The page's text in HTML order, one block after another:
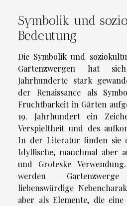
Symbolik und
Bedeutung
Die Symbolik und
Gartenzwergen hat
Jahrhunderte stark
der Renaissance als
Fruchtbarkeit in Gärten
19. Jahrhundert ein
Verspieltheit und des
In der Literatur finden sie
Idyllische, manchmal aber
und Groteske
werden
liebenswürdige
aber als Elemente, die